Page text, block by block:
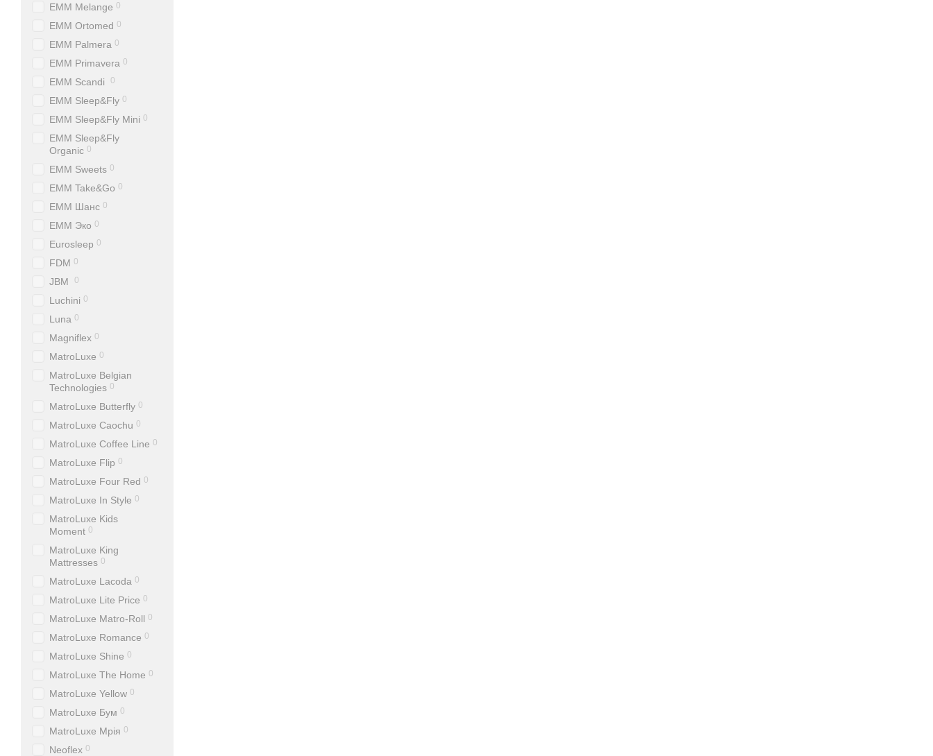
EMM Melange 0
EMM Ortomed 0
EMM Palmera 0
EMM Primavera 0
EMM Scandi 0
EMM Sleep&Fly 0
EMM Sleep&Fly Mini 0
EMM Sleep&Fly
Organic 0
EMM Sweets 0
EMM Take&Go 0
EMM Шанс 0
EMM Эко 0
Eurosleep 0
FDM 0
JBM 0
Luchini 0
Luna 0
Magniflex 0
MatroLuxe 0
MatroLuxe Belgian
Technologies 0
MatroLuxe Butterfly 0
MatroLuxe Caochu 0
MatroLuxe Coffee Line 0
MatroLuxe Flip 0
MatroLuxe Four Red 0
MatroLuxe In Style 0
MatroLuxe Kids
Moment 0
MatroLuxe King
Mattresses 0
MatroLuxe Lacoda 0
MatroLuxe Lite Price 0
MatroLuxe Matro-Roll 0
MatroLuxe Romance 0
MatroLuxe Shine 0
MatroLuxe The Home 0
MatroLuxe Yellow 0
MatroLuxe Бум 0
MatroLuxe Мрія 0
Neoflex 0